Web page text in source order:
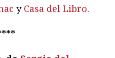
y Casa del Libro.